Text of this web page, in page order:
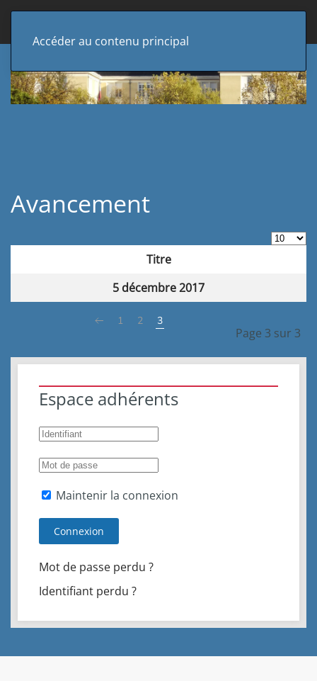
Accéder au contenu principal
Avancement
Afficher
Titre
5 décembre 2017
Page 3 sur 3
1 2 3
Espace adhérents
Maintenir la connexion
Connexion
Mot de passe perdu ?
Identifiant perdu ?